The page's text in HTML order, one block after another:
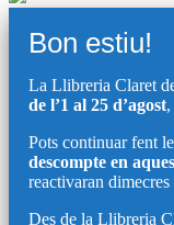
Bon estiu!
La Llibreria Claret
de l’1 al 25 d’agost
Pots continuar fent
descompte en
reactivaran dimecres
Des de la Llibreria